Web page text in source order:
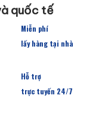
quốc tế
Miễn phí
lấy hàng tại nhà
Hỗ trợ
trực tuyến 24/7